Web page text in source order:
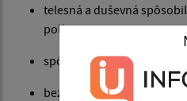
telesná a duševná
polície
spôsobilosť na právne
bezúhonnosť